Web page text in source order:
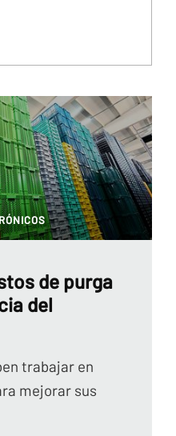
de purga
del
trabajar en
mejorar sus